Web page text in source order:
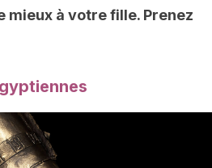
mieux à votre fille. Prenez